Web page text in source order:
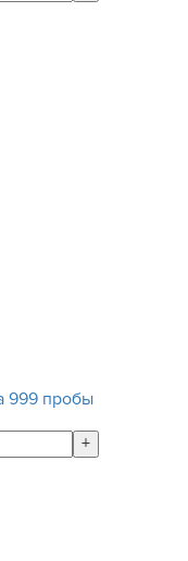
999 пробы
+